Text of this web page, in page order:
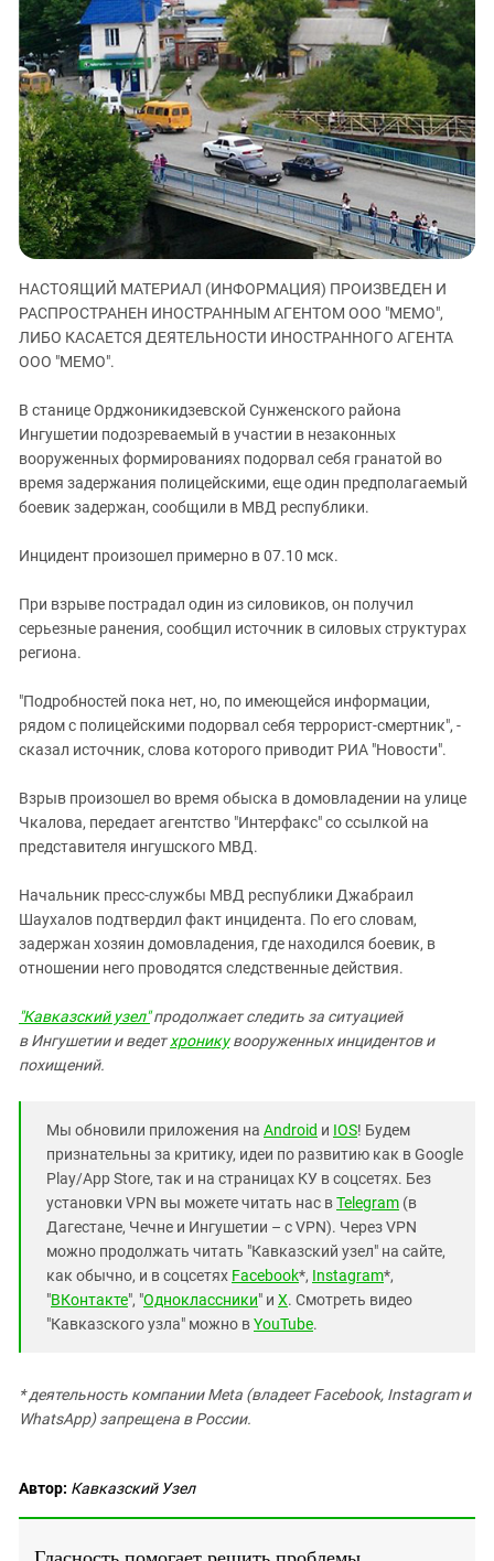
ЗАСТАВЛЯЕТ
КАВКАЗ ЗА ПАЛЕСТИНУ
ИНАКОМЫСЛИЕ В ЧЕЧНЕ
ПРЕСЛЕДОВАНИЕ АКТИВИСТОВ
МОБИЛИЗАЦИЯ И ПРОТЕСТЫ
Дагестан
Ингушетия
Кабардино-Балкария
Калмыкия
Карачаево-Черкесия
Краснодарский край
Нагорный Карабах
Российская Федерация
Ростовская область
СКФО
Чечня
Южная Осетия
Южный Кавказ
НАСТОЯЩИЙ МАТЕРИАЛ (ИНФОРМАЦИЯ) ПРОИЗВЕДЕН И
РАСПРОСТРАНЕН ИНОСТРАННЫМ АГЕНТОМ ООО "МЕМО",
ЛИБО КАСАЕТСЯ ДЕЯТЕЛЬНОСТИ ИНОСТРАННОГО АГЕНТА
ООО "МЕМО".
В станице Орджоникидзевской Сунженского района
Ингушетии подозреваемый в участии в незаконных
вооруженных формированиях подорвал себя гранатой во
время задержания полицейскими, еще один предполагаемый
боевик задержан, сообщили в МВД республики.
Инцидент произошел примерно в 07.10 мск.
При взрыве пострадал один из силовиков, он получил
серьезные ранения, сообщил источник в силовых структурах
региона.
"Подробностей пока нет, но, по имеющейся информации,
рядом с полицейскими подорвал себя террорист-смертник", -
сказал источник, слова которого приводит РИА "Новости".
Взрыв произошел во время обыска в домовладении на улице
Чкалова, передает агентство "Интерфакс" со ссылкой на
представителя ингушского МВД.
Начальник пресс-службы МВД республики Джабраил
Шаухалов подтвердил факт инцидента. По его словам,
задержан хозяин домовладения, где находился боевик, в
отношении него проводятся следственные действия.
"Кавказский узел"продолжает следить за ситуацией
в Ингушетии и ведетхроникувооруженных инцидентов и
похищений.
Мы обновили приложения на Android и IOS! Будем
признательны за критику, идеи по развитию как в Google
Play/App Store, так и на страницах КУ в соцсетях. Без
установки VPN вы можете читать нас вTelegram (в
Дагестане, Чечне и Ингушетии – с VPN). Через VPN
можно продолжать читать "Кавказский узел" на сайте,
как обычно, и в соцсетях Facebook*, Instagram*,
"ВКонтакте", "Одноклассники" и X. Смотреть видео
"Кавказского узла" можно вYouTube.
* деятельность компании Meta (владеет Facebook, Instagram и
WhatsApp) запрещена в России.
Автор: Кавказский Узел